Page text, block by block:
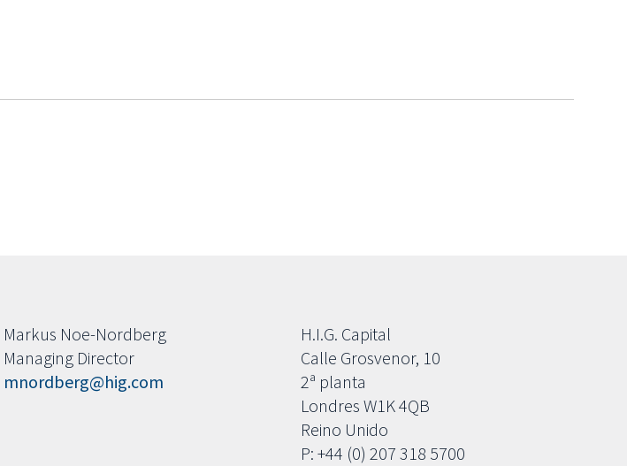
Markus Noe-Nordberg
Managing Director
mnordberg@hig.com
H.I.G. Capital
Calle Grosvenor, 10
2ª planta
Londres W1K 4QB
Reino Unido
P: +44 (0) 207 318 5700